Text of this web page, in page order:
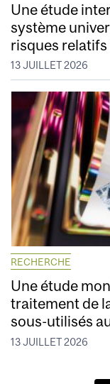
Une étude
système
risques
13 JUILLET 2026
RECHERCHE
Une étude
traitement de
sous-utilisés
13 JUILLET 2026